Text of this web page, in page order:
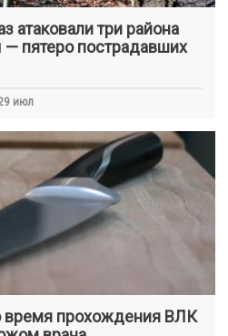
атаковали три района
пятеро пострадавших
июл
время прохождения ВЛК